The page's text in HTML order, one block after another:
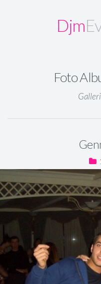
Djm
Foto